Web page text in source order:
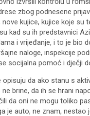
zbog podnesene
kujice, kujice koje su
kad su ih predstavnici
i vrijeđanje, i to je bio
naloge, inspekcije
socijalna pomoć i dječji
da ako stanu s
brine, da ih se hrani
da oni ne mogu toliko
je auto, ne znam, nestao